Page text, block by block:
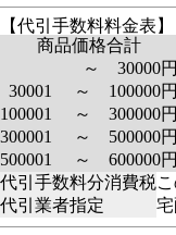
【代引手数料料金表】
商品価格合計
～ 30000円
30001 ～ 100000円
100001 ～ 300000円
300001 ～ 500000円
500001 ～ 600000円
代引手数料分消費税
代引業者指定